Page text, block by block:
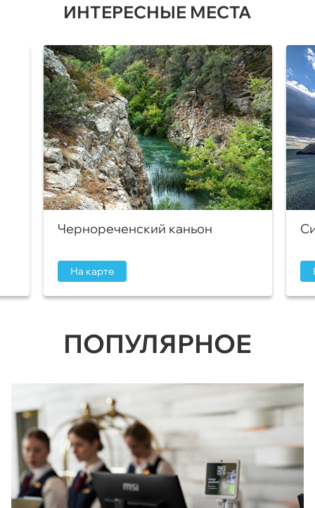
ИНТЕРЕСНЫЕ МЕСТА
Чернореченский каньон
На карте
ПОПУЛЯРНОЕ